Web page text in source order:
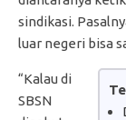
sindikasi.
luar negeri bisa
“Kalau di
SBSN